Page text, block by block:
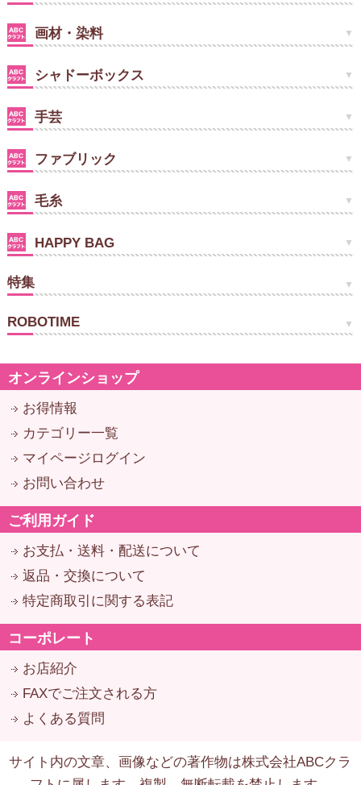
画材・染料
シャドーボックス
手芸
ファブリック
毛糸
HAPPY BAG
特集
ROBOTIME
オンラインショップ
お得情報
カテゴリー一覧
マイページログイン
お問い合わせ
ご利用ガイド
お支払・送料・配送について
返品・交換について
特定商取引に関する表記
コーポレート
お店紹介
FAXでご注文される方
よくある質問
サイト内の文章、画像などの著作物は株式会社ABCクラ